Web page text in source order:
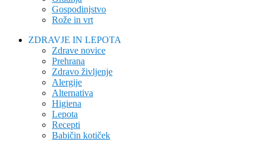
Gospodinjstvo
Rože in vrt
ZDRAVJE IN LEPOTA
Zdrave novice
Prehrana
Zdravo življenje
Alergije
Alternativa
Higiena
Lepota
Recepti
Babičin kotiček